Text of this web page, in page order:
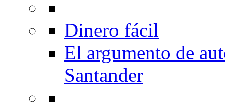
Dinero fácil
El argumento de
Santander